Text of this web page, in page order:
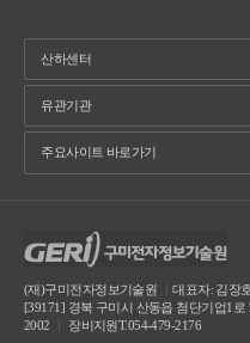
(재)구미전자정보기술원 ㅣ대표자: 김장
[39171] 경북 구미시 산동읍 첨단기업1로
2002
장비지원T.054-479-2176